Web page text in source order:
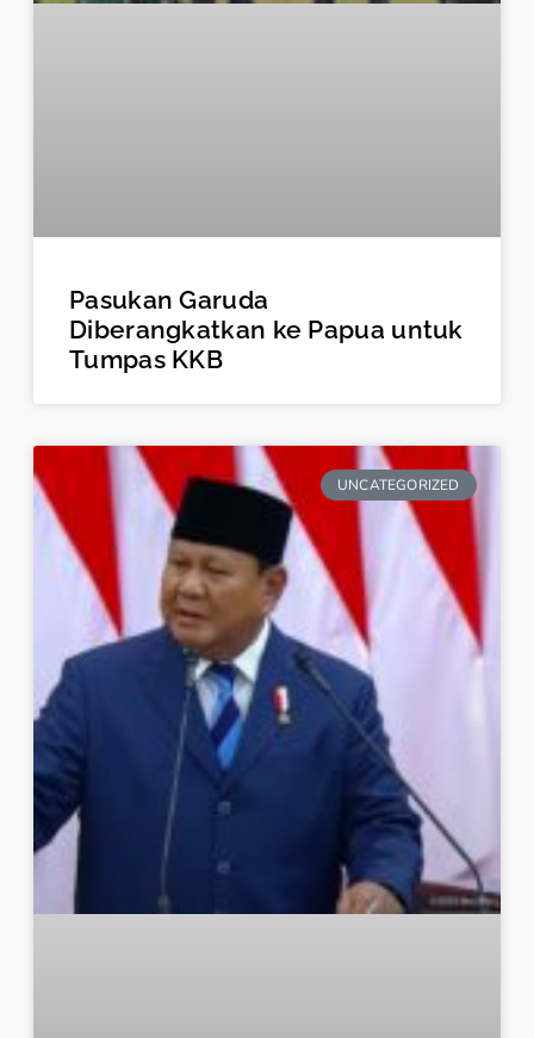
Pasukan Garuda
Diberangkatkan ke Papua untuk
Tumpas KKB
UNCATEGORIZED